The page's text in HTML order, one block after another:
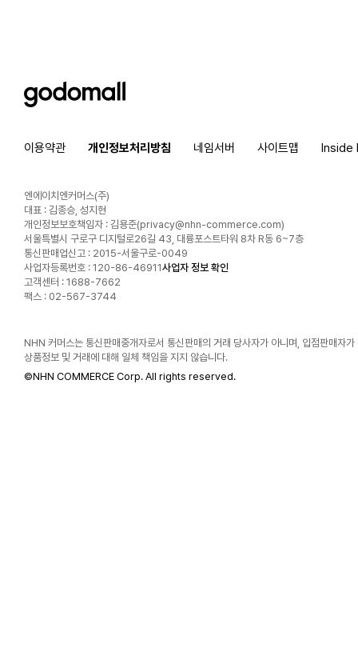
godomall
이용약관 개인정보처리방침 네임서버 사이트맵 Inside
엔에이치엔커머스(주)
대표 : 김종승, 성지현
개인정보보호책임자 : 김용준(privacy@nhn-commerce.com)
서울특별시 구로구 디지털로26길 43, 대륭포스트타워 8차 R동 6~7층
통신판매업신고 : 2015-서울구로-0049
사업자등록번호 : 120-86-46911사업자 정보 확인
고객센터 : 1688-7662
팩스 : 02-567-3744
NHN 커머스는 통신판매중개자로서 통신판매의 거래 당사자가 아니며, 입점판매자가
상품정보 및 거래에 대해 일체 책임을 지지 않습니다.
©NHN COMMERCE Corp. All rights reserved.